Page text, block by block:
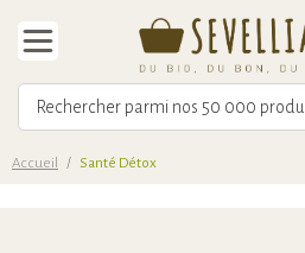
Accueil / Santé Détox